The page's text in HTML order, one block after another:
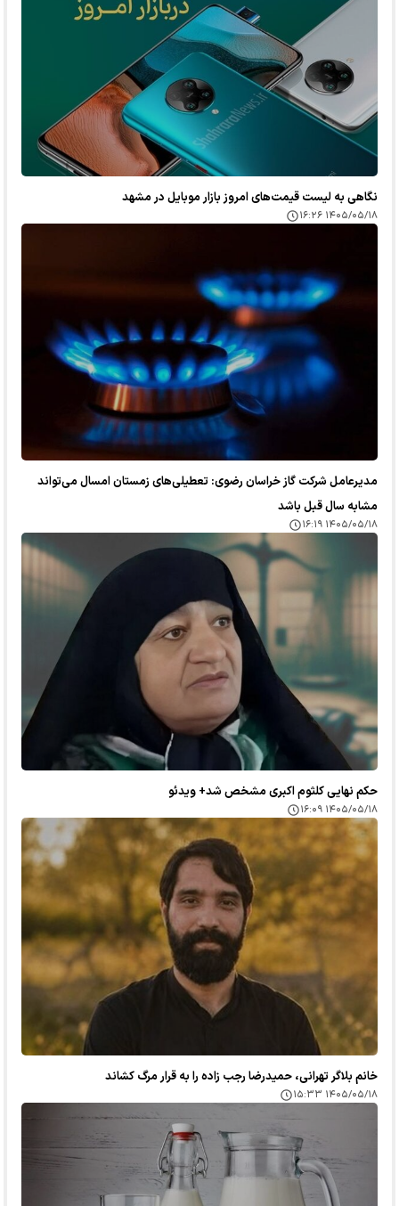
نگاهی به لیست قیمت‌های امروز بازار موبایل در مشهد
۱۴۰۵/۰۵/۱۸ ۱۶:۲۶
مدیرعامل شرکت گاز خراسان رضوی: تعطیلی‌های زمستان امسال می‌تواند
مشابه سال قبل باشد
۱۴۰۵/۰۵/۱۸ ۱۶:۱۹
حکم نهایی کلثوم اکبری مشخص شد+ ویدئو
۱۴۰۵/۰۵/۱۸ ۱۶:۰۹
خانم بلاگر تهرانی، حمیدرضا رجب زاده را به قرار مرگ کشاند
۱۴۰۵/۰۵/۱۸ ۱۵:۳۳